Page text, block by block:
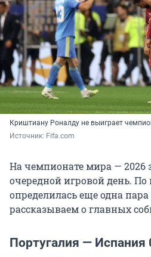
Криштиану Роналду не выиграет
Источник: Fifa.com
На чемпионате мира — 2026
очередной игровой день.
определилась еще одна
рассказываем о главных
Португалия — Испания